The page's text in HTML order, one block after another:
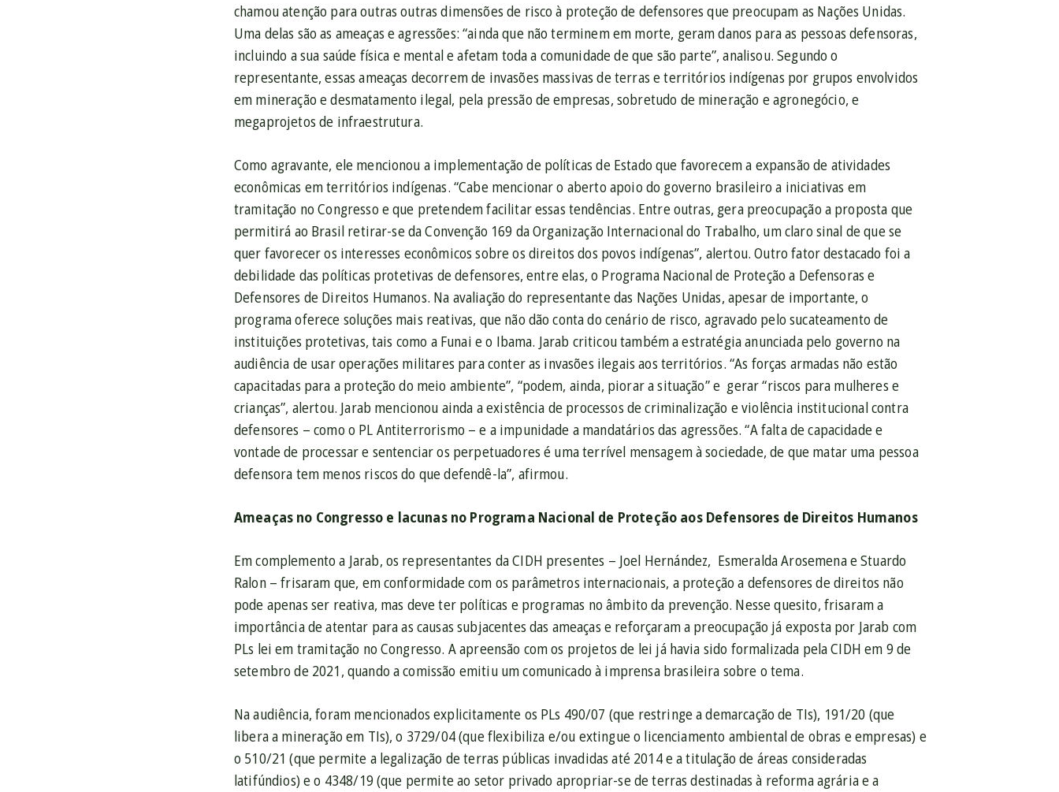
chamou atenção para outras outras dimensões de risco à proteção de defensores que preocupam as Nações Unidas.
Uma delas são as ameaças e agressões: “ainda que não terminem em morte, geram danos para as pessoas defensoras,
incluindo a sua saúde física e mental e afetam toda a comunidade de que são parte”, analisou. Segundo o
representante, essas ameaças decorrem de invasões massivas de terras e territórios indígenas por grupos envolvidos
em mineração e desmatamento ilegal, pela pressão de empresas, sobretudo de mineração e agronegócio, e
megaprojetos de infraestrutura.
Como agravante, ele mencionou a implementação de políticas de Estado que favorecem a expansão de atividades
econômicas em territórios indígenas. “Cabe mencionar o aberto apoio do governo brasileiro a iniciativas em
tramitação no Congresso e que pretendem facilitar essas tendências. Entre outras, gera preocupação a proposta que
permitirá ao Brasil retirar-se da Convenção 169 da Organização Internacional do Trabalho, um claro sinal de que se
quer favorecer os interesses econômicos sobre os direitos dos povos indígenas”, alertou. Outro fator destacado foi a
debilidade das políticas protetivas de defensores, entre elas, o Programa Nacional de Proteção a Defensoras e
Defensores de Direitos Humanos. Na avaliação do representante das Nações Unidas, apesar de importante, o
programa oferece soluções mais reativas, que não dão conta do cenário de risco, agravado pelo sucateamento de
instituições protetivas, tais como a Funai e o Ibama. Jarab criticou também a estratégia anunciada pelo governo na
audiência de usar operações militares para conter as invasões ilegais aos territórios. “As forças armadas não estão
capacitadas para a proteção do meio ambiente”, “podem, ainda, piorar a situação” e gerar “riscos para mulheres e
crianças”, alertou. Jarab mencionou ainda a existência de processos de criminalização e violência institucional contra
defensores – como o PL Antiterrorismo – e a impunidade a mandatários das agressões. “A falta de capacidade e
vontade de processar e sentenciar os perpetuadores é uma terrível mensagem à sociedade, de que matar uma pessoa
defensora tem menos riscos do que defendê-la”, afirmou.
Ameaças no Congresso e lacunas no Programa Nacional de Proteção aos Defensores de Direitos Humanos
Em complemento a Jarab, os representantes da CIDH presentes – Joel Hernández, Esmeralda Arosemena e Stuardo
Ralon – frisaram que, em conformidade com os parâmetros internacionais, a proteção a defensores de direitos não
pode apenas ser reativa, mas deve ter políticas e programas no âmbito da prevenção. Nesse quesito, frisaram a
importância de atentar para as causas subjacentes das ameaças e reforçaram a preocupação já exposta por Jarab com
PLs lei em tramitação no Congresso. A apreensão com os projetos de lei já havia sido formalizada pela CIDH em 9 de
setembro de 2021, quando a comissão emitiu um comunicado à imprensa brasileira sobre o tema.
Na audiência, foram mencionados explicitamente os PLs 490/07 (que restringe a demarcação de TIs), 191/20 (que
libera a mineração em TIs), o 3729/04 (que flexibiliza e/ou extingue o licenciamento ambiental de obras e empresas) e
o 510/21 (que permite a legalização de terras públicas invadidas até 2014 e a titulação de áreas consideradas
latifúndios) e o 4348/19 (que permite ao setor privado apropriar-se de terras destinadas à reforma agrária e a